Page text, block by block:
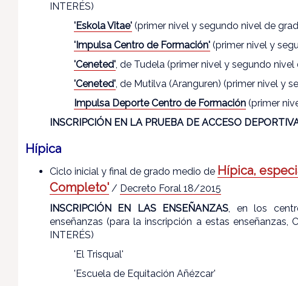
INTERÉS)
'Eskola Vitae'(primer nivel y segundo nivel de
'Impulsa Centro de Formación'(primer nivel y
'Ceneted', de Tudela (primer nivel y segundo
'Ceneted', de Mutilva (Aranguren) (primer nivel y
Impulsa Deporte Centro de Formación(primer
INSCRIPCIÓN EN LA PRUEBA DE ACCESO
Hípica
Ciclo inicial y final de grado medio de Hípica,
Completo'/ Decreto Foral 18/2015
INSCRIPCIÓN EN LAS ENSEÑANZAS, en los
enseñanzas (para la inscripción a estas enseñanzas,
INTERÉS)
'El Trisqual'
'Escuela de Equitación Añézcar'